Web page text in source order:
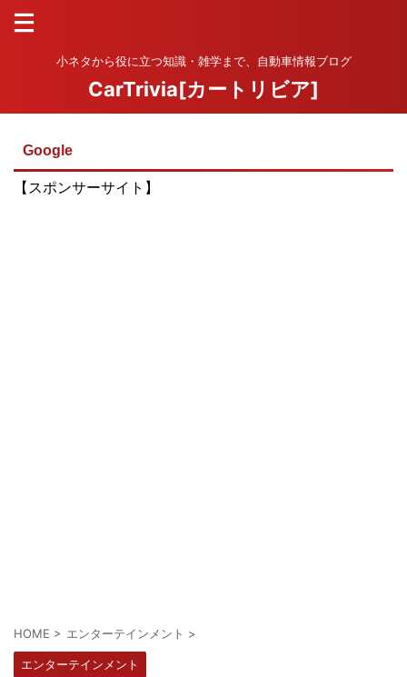
小ネタから役に立つ知識・雑学まで、自動車情報ブログ
CarTrivia[カートリビア]
Google
【スポンサーサイト】
HOME > エンターテインメント >
エンターテインメント